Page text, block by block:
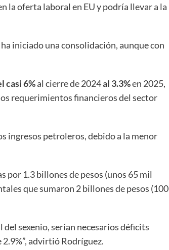
la oferta laboral en EU y podría llevar a la
iniciado una consolidación, aunque con
casi 6%al cierre de 2024al 3.3%en 2025,
requerimientos financieros del sector
ingresos petroleros, debido a la menor
por 1.3 billones de pesos (unos 65 mil
que sumaron 2 billones de pesos (100
sexenio, serían necesarios déficits
advirtió Rodríguez.